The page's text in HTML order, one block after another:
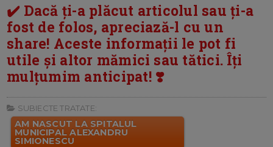
✔️ Dacă ți-a plăcut articolul sau ți-a
fost de folos, apreciază-l cu un
share! Aceste informații le pot fi
utile și altor mămici sau tătici. Îți
mulțumim anticipat! ❣️
SUBIECTE TRATATE:
AM NASCUT LA SPITALUL
MUNICIPAL ALEXANDRU
SIMIONESCU